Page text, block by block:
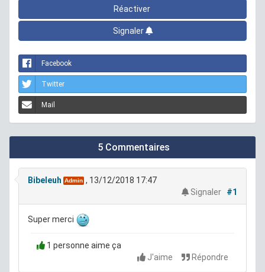
Réactiver
Signaler
Facebook
Twitter
Mail
5 Commentaires
Bibeleuh Admin , 13/12/2018 17:47
Signaler
#1
Super merci
1 personne aime ça
J'aime
Répondre